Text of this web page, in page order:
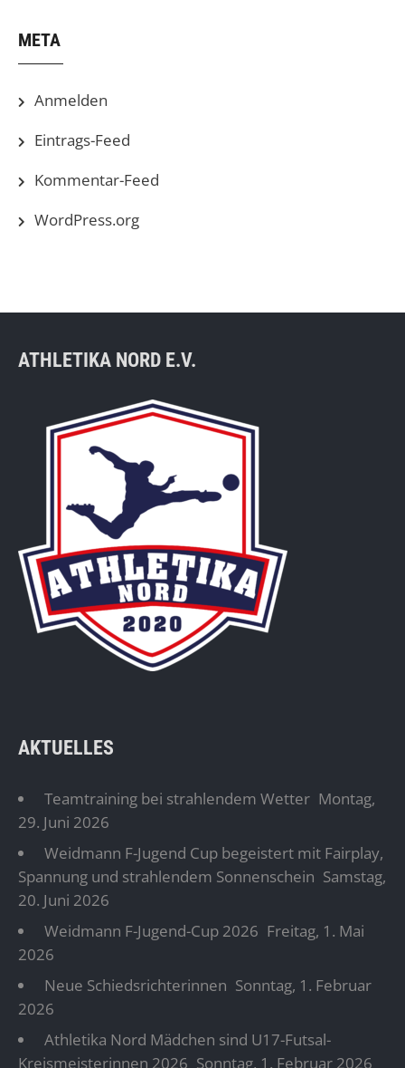
META
Anmelden
Eintrags-Feed
Kommentar-Feed
WordPress.org
ATHLETIKA NORD E.V.
AKTUELLES
Teamtraining bei strahlendem Wetter Montag,
29. Juni 2026
Weidmann F-Jugend Cup begeistert mit Fairplay,
Spannung und strahlendem Sonnenschein Samstag,
20. Juni 2026
Weidmann F-Jugend-Cup 2026 Freitag, 1. Mai
2026
Neue Schiedsrichterinnen Sonntag, 1. Februar
2026
Athletika Nord Mädchen sind U17-Futsal-
Kreismeisterinnen 2026 Sonntag, 1. Februar 2026